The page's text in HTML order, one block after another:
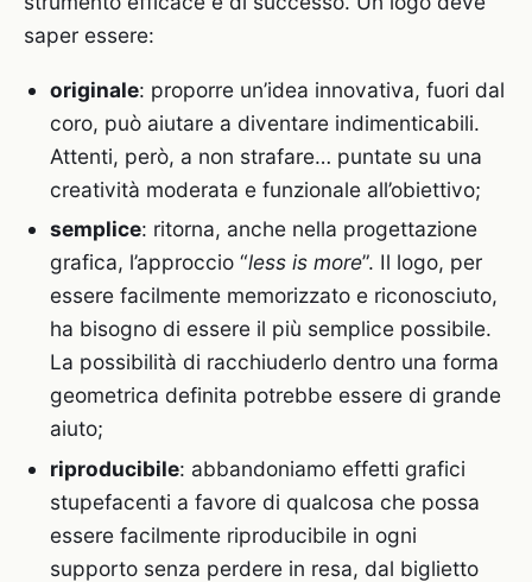
saper essere:
originale: proporre un’idea innovativa, fuori dal
coro, può aiutare a diventare indimenticabili.
Attenti, però, a non strafare… puntate su una
creatività moderata e funzionale all’obiettivo;
semplice: ritorna, anche nella progettazione
grafica, l’approccio “less is more”. Il logo, per
essere facilmente memorizzato e riconosciuto,
ha bisogno di essere il più semplice possibile.
La possibilità di racchiuderlo dentro una forma
geometrica definita potrebbe essere di grande
aiuto;
riproducibile: abbandoniamo effetti grafici
stupefacenti a favore di qualcosa che possa
essere facilmente riproducibile in ogni
supporto senza perdere in resa, dal biglietto